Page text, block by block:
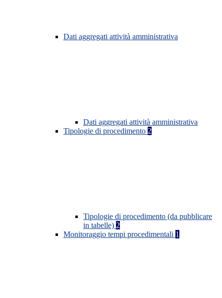
Dati aggregati attività amministrativa
Dati aggregati attività amministrativa
Tipologie di procedimento 2
Tipologie di procedimento (da pubblicare
in tabelle) 2
Monitoraggio tempi procedimentali 1